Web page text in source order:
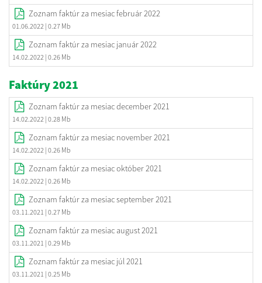
Zoznam faktúr za mesiac február 2022
01.06.2022 | 0.27 Mb
Zoznam faktúr za mesiac január 2022
14.02.2022 | 0.26 Mb
Faktúry 2021
Zoznam faktúr za mesiac december 2021
14.02.2022 | 0.28 Mb
Zoznam faktúr za mesiac november 2021
14.02.2022 | 0.26 Mb
Zoznam faktúr za mesiac október 2021
14.02.2022 | 0.26 Mb
Zoznam faktúr za mesiac september 2021
03.11.2021 | 0.27 Mb
Zoznam faktúr za mesiac august 2021
03.11.2021 | 0.29 Mb
Zoznam faktúr za mesiac júl 2021
03.11.2021 | 0.25 Mb